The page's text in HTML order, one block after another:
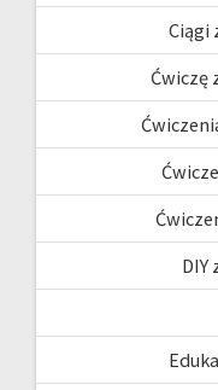
Ciągi
Ćwiczę
DIY